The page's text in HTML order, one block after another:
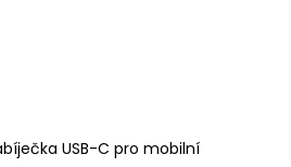
USB-C pro mobilní